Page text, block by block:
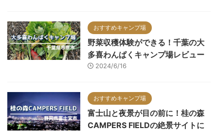
おすすめキャンプ場
野菜収穫体験ができる！千葉の大
多喜わんぱくキャンプ場レビュー
2024/6/16
おすすめキャンプ場
富士山と夜景が目の前に！桂の森
CAMPERS FIELDの絶景サイトに